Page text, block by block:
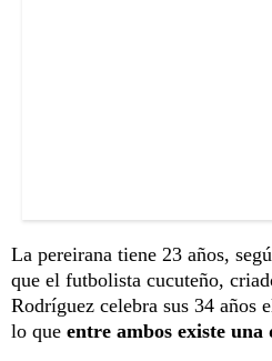
La pereirana tiene 23 años,
que el futbolista cucuteño,
Rodríguez celebra sus 34 años
lo que entre ambos existe una